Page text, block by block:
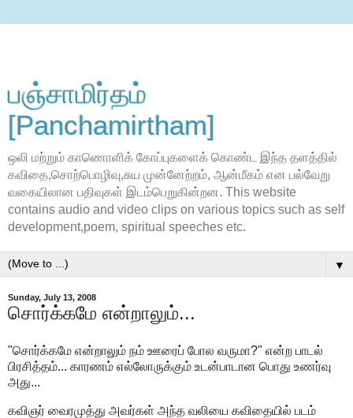
பஞ்சாமிர்தம்
[Panchamirtham]
ஒலி மற்றும் காணொளிக் கோப்புகளைக் கொண்ட இந்த தளத்தில்
கவிதை,சொற்பொழிவு,சுய முன்னேற்றம், ஆன்மீகம் என பல்வேறு
வகையிலான பதிவுகள் இடம்பெறுகின்றன. This website
contains audio and video clips on various topics such as self
development,poem, spiritual speeches etc.
▼
Sunday, July 13, 2008
சொர்க்கமே என்றாலும்...
"சொர்க்கமே என்றாலும் நம் ஊரைப் போல வருமா?" என்ற பாடல்
பிரசித்தம்... காரணம் எல்லோருக்கும் உடன்பாடான பொது உணர்வு
அது...
கவிஞர் வைரமுத்து அவர்கள் அந்த வலியை கவிதையில் படம்